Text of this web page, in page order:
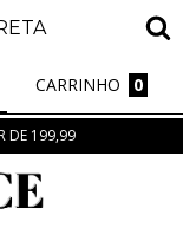
CARRINHO 0
DE 199,99